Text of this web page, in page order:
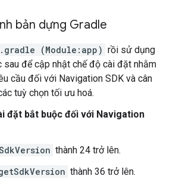
bản dựng Gradle
(Module:app) rồi sử dụng
sau để cập nhật chế độ cài đặt nhằm
cầu đối với Navigation SDK và cân
tuỳ chọn tối ưu hoá.
đặt bắt buộc đối với Navigation
thành 24 trở lên.
thành 36 trở lên.